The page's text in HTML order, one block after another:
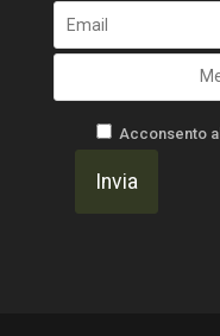
Acconsento al